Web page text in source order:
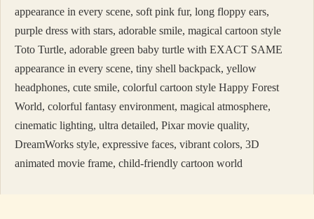
appearance in every scene, soft pink fur, long floppy ears,
purple dress with stars, adorable smile, magical cartoon style
Toto Turtle, adorable green baby turtle with EXACT SAME
appearance in every scene, tiny shell backpack, yellow
headphones, cute smile, colorful cartoon style Happy Forest
World, colorful fantasy environment, magical atmosphere,
cinematic lighting, ultra detailed, Pixar movie quality,
DreamWorks style, expressive faces, vibrant colors, 3D
animated movie frame, child-friendly cartoon world